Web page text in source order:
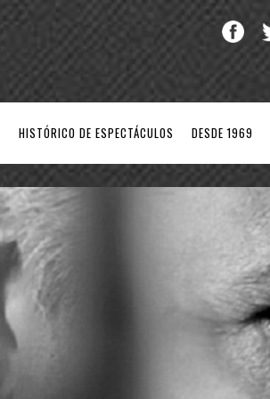
HISTÓRICO DE ESPECTÁCULOS DESDE 1969